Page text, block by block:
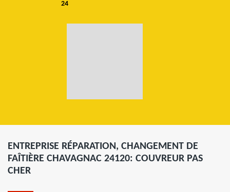
24
ENTREPRISE RÉPARATION, CHANGEMENT DE
FAÎTIÈRE CHAVAGNAC 24120: COUVREUR PAS
CHER